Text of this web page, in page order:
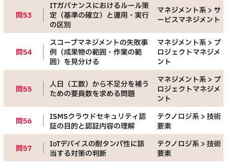
問53
ITガバナンスにおけるルール策
定（基準の確立）と運用・実行
の区別
マネジメント系 > サ
ービスマネジメント
問54
スコープマネジメントの失敗事
例（成果物の範囲・作業の範
囲）を見分ける
マネジメント系 > プ
ロジェクトマネジメ
ント
問55
人日（工数）から不足分を補う
ための要員数を求める問題
マネジメント系 > プ
ロジェクトマネジメ
ント
問56
ISMSクラウドセキュリティ認
証の目的と認証内容の理解
テクノロジ系 > 技術
要素
問57
IoTデバイスの耐タンパ性に該
当する対策の判断
テクノロジ系 > 技術
要素